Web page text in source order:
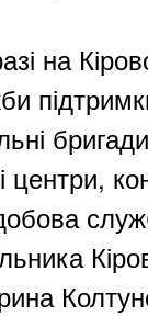
на
центри,